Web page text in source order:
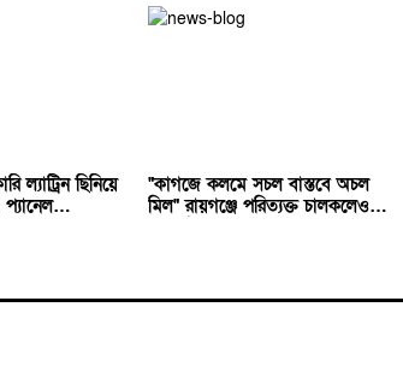
ল্যাট্রিন ছিনিয়ে
"কাগজে কলমে সচল বাস্তবে অচল
মিল" রায়গঞ্জে পরিত্যক্ত চালকলেও